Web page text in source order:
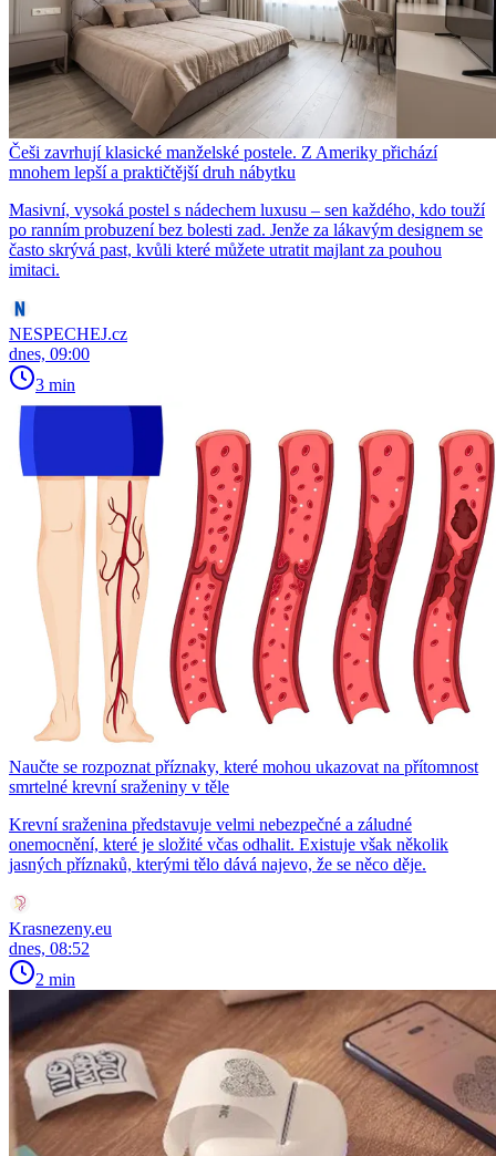
Češi zavrhují klasické manželské postele. Z Ameriky přichází
mnohem lepší a praktičtější druh nábytku
Masivní, vysoká postel s nádechem luxusu – sen každého, kdo touží
po ranním probuzení bez bolesti zad. Jenže za lákavým designem se
často skrývá past, kvůli které můžete utratit majlant za pouhou
imitaci.
NESPECHEJ.cz
dnes, 09:00
3 min
Naučte se rozpoznat příznaky, které mohou ukazovat na přítomnost
smrtelné krevní sraženiny v těle
Krevní sraženina představuje velmi nebezpečné a záludné
onemocnění, které je složité včas odhalit. Existuje však několik
jasných příznaků, kterými tělo dává najevo, že se něco děje.
Krasnezeny.eu
dnes, 08:52
2 min